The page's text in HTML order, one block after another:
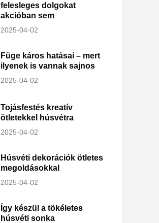
felesleges dolgokat
akcióban sem
2025-04-02
Füge káros hatásai – mert
ilyenek is vannak sajnos
2025-04-02
Tojásfestés kreatív
ötletekkel húsvétra
2025-04-02
Húsvéti dekorációk ötletes
megoldásokkal
2025-04-02
Így készül a tökéletes
húsvéti sonka